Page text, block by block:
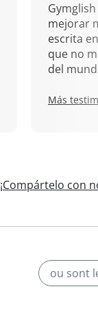
mejorar
escrita
que no
del
Más
¡Compártelo con
ou sont